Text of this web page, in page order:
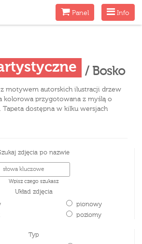
Menu
Info
MenuPanel
/ Bosko
motywem autorskich ilustracji drzew
kolorowa przygotowana z myślą o
dostępna w kilku wersjach
zdjęcia po nazwie
Wpisz czego szukasz
Układ zdjęcia
pionowy
poziomy
Typ